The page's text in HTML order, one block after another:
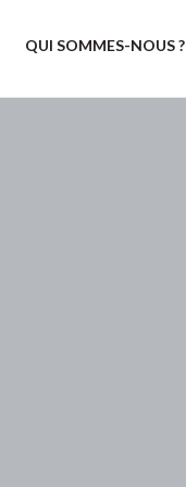
QUI SOMMES-NOUS ?